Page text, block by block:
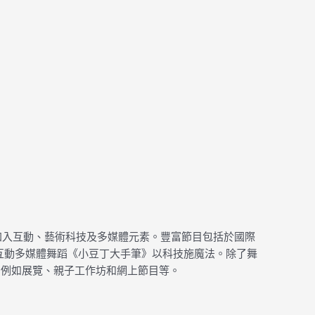
互動、藝術科技及多媒體元素。豐富節目包括於國際
多媒體舞蹈《小豆丁大手筆》以科技施魔法。除了舞
如展覽、親子工作坊和網上節目等。